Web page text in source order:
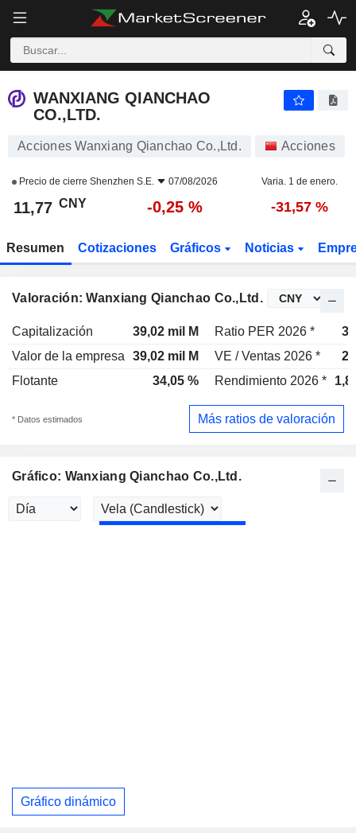
WANXIANG QIANCHAO
CO.,LTD.
Acciones Wanxiang Qianchao Co.,Ltd. Acciones
Precio de cierre Shenzhen S.E. 07/08/2026 Varia. 1 de enero.
11,77 CNY -0,25 % -31,57 %
Resumen Cotizaciones Gráficos Noticias
Valoración: Wanxiang Qianchao Co.,Ltd.
Capitalización 39,02 mil M Ratio PER 2026 *
Valor de la empresa
39,02 mil M VE / Ventas 2026 *
Flotante
34,05 % Rendimiento 2026 *
* Datos estimados Más ratios de valoración
Gráfico: Wanxiang Qianchao Co.,Ltd.
Gráfico dinámico